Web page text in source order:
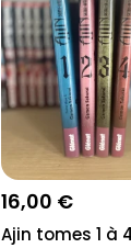
16,00 €
Ajin tomes 1 à